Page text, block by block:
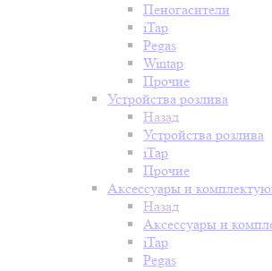
Пеногасители
iTap
Pegas
Wintap
Прочие
Устройства розлива
Назад
Устройства розлива
iTap
Прочие
Аксессуары и
Назад
Аксессуары и
iTap
Pegas